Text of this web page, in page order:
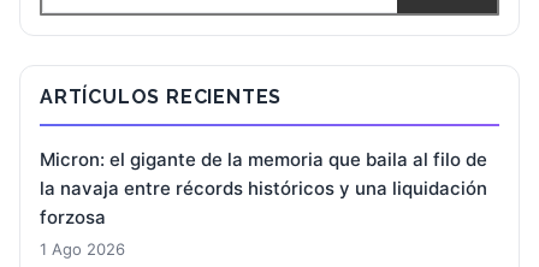
ARTÍCULOS RECIENTES
Micron: el gigante de la memoria que baila al filo de
la navaja entre récords históricos y una liquidación
forzosa
1 Ago 2026